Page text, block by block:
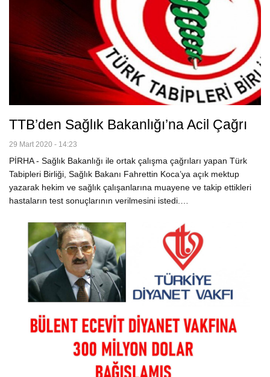
TTB’den Sağlık Bakanlığı’na Acil Çağrı
29 Mart 2020 - 14:23
PİRHA - Sağlık Bakanlığı ile ortak çalışma çağrıları yapan Türk
Tabipleri Birliği, Sağlık Bakanı Fahrettin Koca’ya açık mektup
yazarak hekim ve sağlık çalışanlarına muayene ve takip ettikleri
hastaların test sonuçlarının verilmesini istedi.…